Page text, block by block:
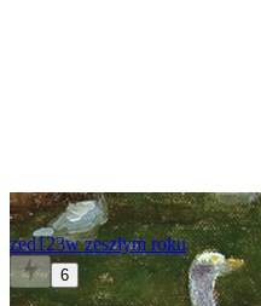
zed123w zeszłym roku
6